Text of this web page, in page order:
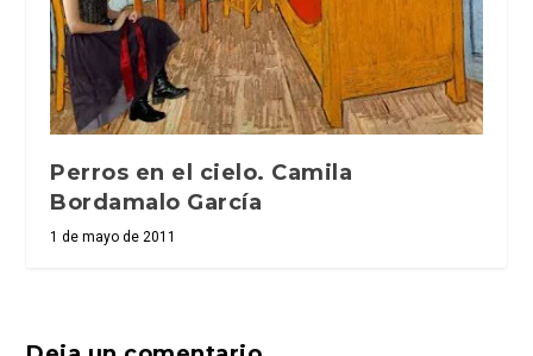
Perros en el cielo. Camila
Bordamalo García
1 de mayo de 2011